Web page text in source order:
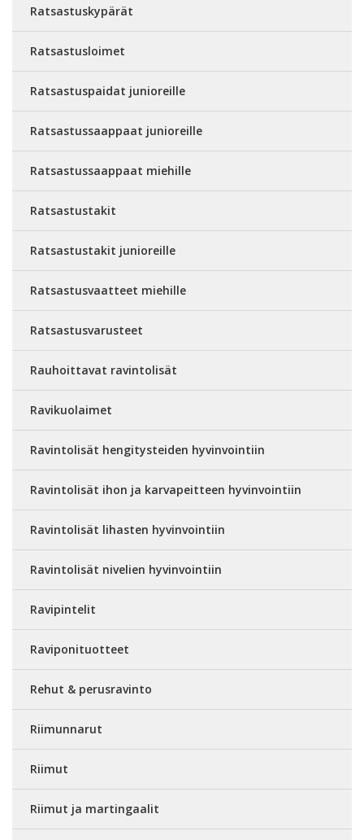
Ratsastuskypärät
Ratsastusloimet
Ratsastuspaidat junioreille
Ratsastussaappaat junioreille
Ratsastussaappaat miehille
Ratsastustakit
Ratsastustakit junioreille
Ratsastusvaatteet miehille
Ratsastusvarusteet
Rauhoittavat ravintolisät
Ravikuolaimet
Ravintolisät hengitysteiden hyvinvointiin
Ravintolisät ihon ja karvapeitteen hyvinvointiin
Ravintolisät lihasten hyvinvointiin
Ravintolisät nivelien hyvinvointiin
Ravipintelit
Raviponituotteet
Rehut & perusravinto
Riimunnarut
Riimut
Riimut ja martingaalit